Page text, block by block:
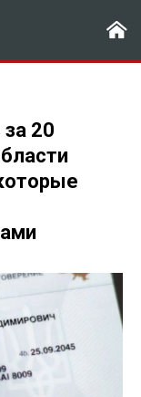
20